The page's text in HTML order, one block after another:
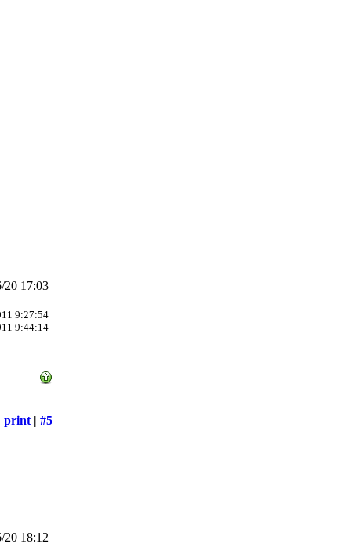
20 17:03
9:27:54
9:44:14
print | #5
20 18:12